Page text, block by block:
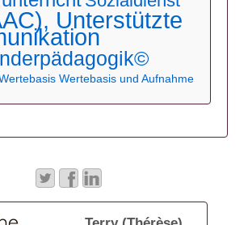
Unterstützte
Wertebasis und Aufnahme